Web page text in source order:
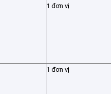
1 đơn vị
1 đơn vị